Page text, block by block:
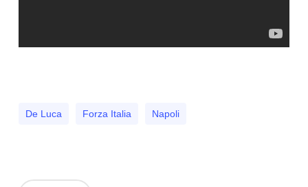
De Luca Forza Italia Napoli